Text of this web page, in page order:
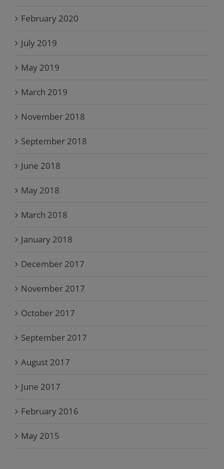
February 2020
July 2019
May 2019
March 2019
November 2018
September 2018
June 2018
May 2018
March 2018
January 2018
December 2017
November 2017
October 2017
September 2017
August 2017
June 2017
February 2016
May 2015